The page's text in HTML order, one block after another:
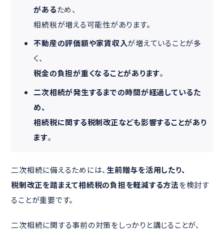
があるため、
相続税が増える可能性があります。
不動産の評価額や家賃収入が増えていることが多
く、
税金の負担が重くなることがあります。
二次相続が発生するまでの時間が経過しているた
め、
相続税に関する税制改正なども影響することがあり
ます。
二次相続に備えるためには、 生前贈与を活用したり、
税制改正を踏まえて相続税の負担を軽減する方法を検討す
ることが重要です。
二次相続に関する事前の対策をしっかりと講じることが、